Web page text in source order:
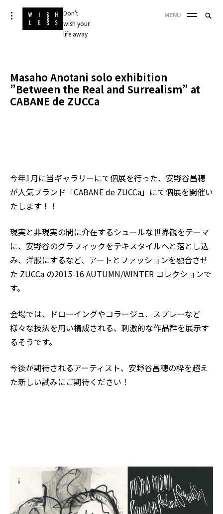
Skip
to
Don't
wish your
life away
toggle
open/close
sidebar
MENU
Masaho Anotani solo exhibition
”Between the Real and Surrealism” at
CABANE de ZUCCa
今年1月に当ギャラリーにて個展を行った、 安野谷昌穂
が人気ブランド「CABANE de ZUCCa」にて個展を開催い
たします！！
現実と非現実の間に介在するシュールな世界観をテーマ
に、安野谷のグラフィックをテキスタイルへと落とし込
み、洋服にするなど、アートとファッションを融合させ
た ZUCCa の2015-16 AUTUMN/WINTER コレクションで
す。
会場では、ドローイングやコラージュ、スプレーなど
様々な技法を用い構成される、刺激的な作品群を展示す
るそうです。
今後が期待されるアーティスト、安野谷昌穂の枠を超え
た新しい試みにご期待ください！